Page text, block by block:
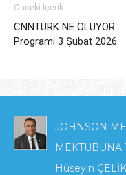
Önceki İçerik
CNNTÜRK NE OLUYOR
Programı 3 Şubat 2026
JOHNSON
MEKTUBUNA
Hüseyin ÇELİK